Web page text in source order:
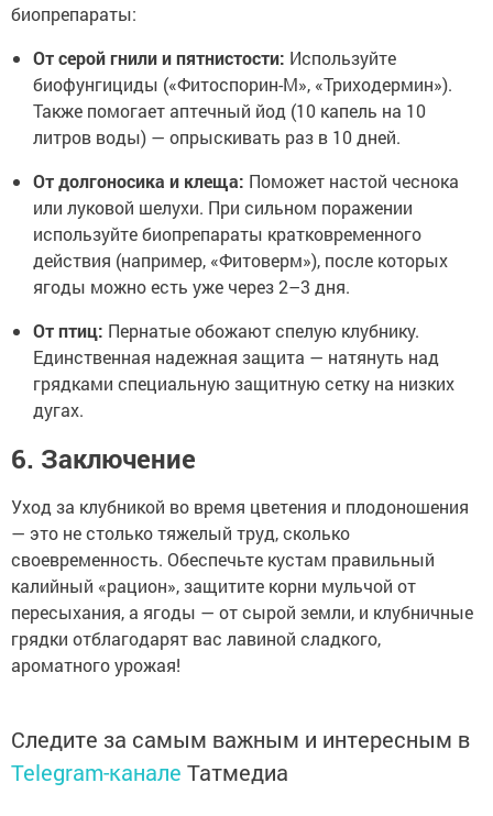
биопрепараты:
От серой гнили и пятнистости: Используйте
биофунгициды («Фитоспорин-М», «Триходермин»).
Также помогает аптечный йод (10 капель на 10
литров воды) — опрыскивать раз в 10 дней.
От долгоносика и клеща: Поможет настой чеснока
или луковой шелухи. При сильном поражении
используйте биопрепараты кратковременного
действия (например, «Фитоверм»), после которых
ягоды можно есть уже через 2–3 дня.
От птиц: Пернатые обожают спелую клубнику.
Единственная надежная защита — натянуть над
грядками специальную защитную сетку на низких
дугах.
6. Заключение
Уход за клубникой во время цветения и плодоношения
— это не столько тяжелый труд, сколько
своевременность. Обеспечьте кустам правильный
калийный «рацион», защитите корни мульчой от
пересыхания, а ягоды — от сырой земли, и клубничные
грядки отблагодарят вас лавиной сладкого,
ароматного урожая!
Следите за самым важным и интересным в
Telegram-канале Татмедиа